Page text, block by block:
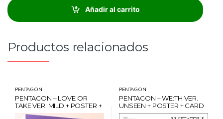
i
d
Añadir al carrito
Productos relacionados
PENTAGON
PENTAGON – LOVE OR
TAKE VER. MILD + POSTER +
CARD HANTEO
PENTAGON
PENTAGON – WE:TH VER.
UNSEEN + POSTER + CARD
HANTEO